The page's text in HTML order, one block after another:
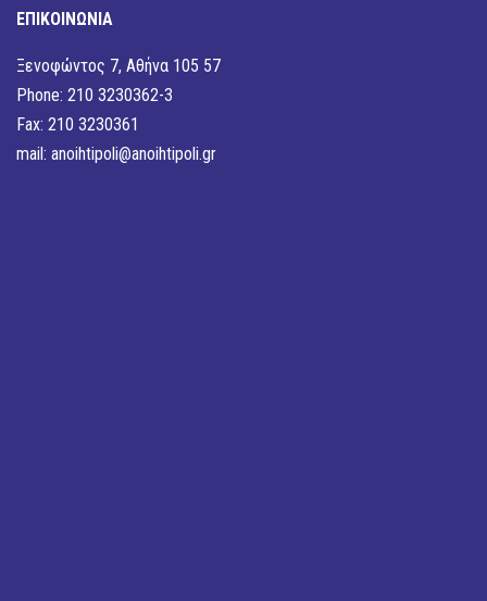
ΕΠΙΚΟΙΝΩΝΙΑ
Ξενοφώντος 7, Αθήνα 105 57
Phone: 210 3230362-3
Fax: 210 3230361
mail: anoihtipoli@anoihtipoli.gr